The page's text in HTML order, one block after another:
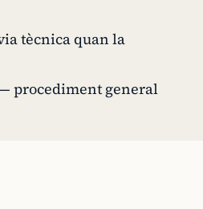
tècnica quan la
procediment general